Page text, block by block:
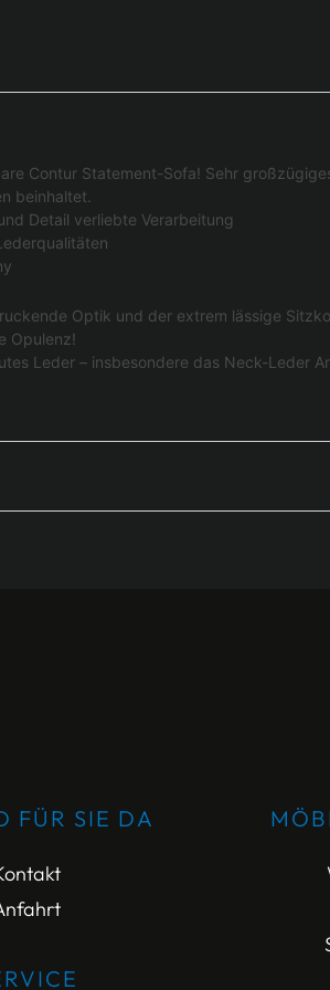
Contur Statement-Sofa! Sehr
beinhaltet.
Detail verliebte Verarbeitung
Optik und der extrem lässige
Opulenz!
Leder – insbesondere das Neck-Leder
FÜR SIE DA